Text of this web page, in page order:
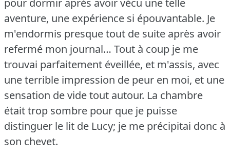
aventure, une expérience si épouvantable. Je
m'endormis presque tout de suite après avoir
refermé mon journal… Tout à coup je me
trouvai parfaitement éveillée, et m'assis, avec
une terrible impression de peur en moi, et une
sensation de vide tout autour. La chambre
était trop sombre pour que je puisse
distinguer le lit de Lucy; je me précipitai donc à
son chevet.